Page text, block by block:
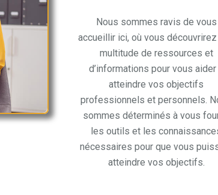
Nous sommes ravis de vous
accueillir ici, où vous découvrirez
multitude de ressources et
d’informations pour vous aider
atteindre vos objectifs
professionnels et personnels.
sommes déterminés à vous
les outils et les
nécessaires pour que vous
atteindre vos objectifs.